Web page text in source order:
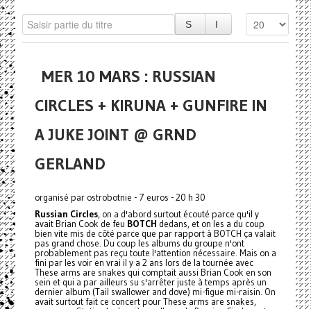
MER 10 MARS : RUSSIAN
CIRCLES + KIRUNA + GUNFIRE IN
A JUKE JOINT @ GRND
GERLAND
organisé par ostrobotnie - 7 euros - 20 h 30
Russian Circles, on a d'abord surtout écouté parce qu'il y
avait Brian Cook de feu BOTCH dedans, et on les a du coup
bien vite mis de côté parce que par rapport à BOTCH ça valait
pas grand chose. Du coup les albums du groupe n'ont
probablement pas reçu toute l'attention nécessaire. Mais on a
fini par les voir en vrai il y a 2 ans lors de la tournée avec
These arms are snakes qui comptait aussi Brian Cook en son
sein et qui a par ailleurs su s'arrêter juste à temps après un
dernier album (Tail swallower and dove) mi-figue mi-raisin. On
avait surtout fait ce concert pour These arms are snakes,